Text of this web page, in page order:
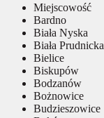
Miejscowość
Bardno
Biała Nyska
Biała Prudnicka
Bielice
Biskupów
Bodzanów
Bożnowice
Budzieszowice